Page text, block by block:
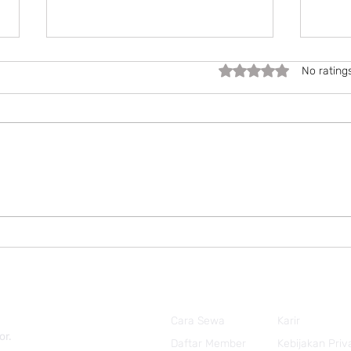
Rated 0 out of 5 stars.
No
Cara Sewa
Daftar Member
Karir
Kebijakan